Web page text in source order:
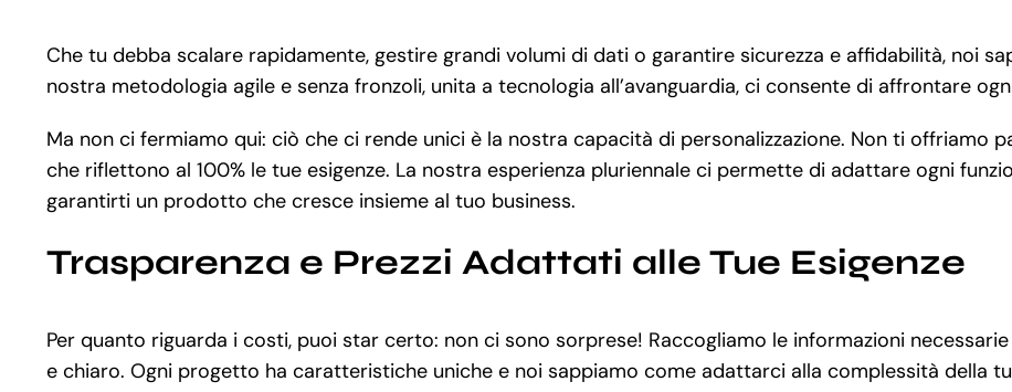
Che tu debba scalare rapidamente, gestire grandi volumi di dati o garantire sicurezza e affidabilità, noi
nostra metodologia agile e senza fronzoli, unita a tecnologia all’avanguardia, ci consente di affrontare
Ma non ci fermiamo qui: ciò che ci rende unici è la nostra capacità di personalizzazione. Non ti offriamo
che riflettono al 100% le tue esigenze. La nostra esperienza pluriennale ci permette di adattare ogni
garantirti un prodotto che cresce insieme al tuo business.
Trasparenza e Prezzi Adattati alle Tue Esigenze
Per quanto riguarda i costi, puoi star certo: non ci sono sorprese! Raccogliamo le informazioni
e chiaro. Ogni progetto ha caratteristiche uniche e noi sappiamo come adattarci alla complessità della